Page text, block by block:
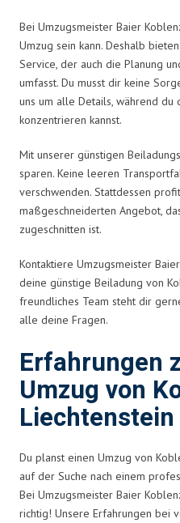
Bei Umzugsmeister Baier
Umzug sein kann. Deshalb
Service, der auch die Planung
umfasst. Du musst dir keine
uns um alle Details, während
konzentrieren kannst.
Mit unserer günstigen
sparen. Keine leeren
verschwenden. Stattdessen
maßgeschneiderten Angebot,
zugeschnitten ist.
Kontaktiere Umzugsmeister
deine günstige Beiladung von
freundliches Team steht dir
alle deine Fragen.
Erfahrungen
Umzug von
Liechtenstein
Du planst einen Umzug von
auf der Suche nach einem
Bei Umzugsmeister Baier
richtig! Unsere Erfahrungen bei